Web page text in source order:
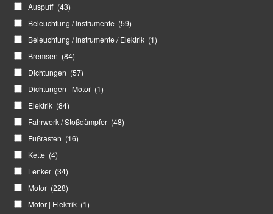
Auspuff (43)
Beleuchtung / Instrumente (59)
Beleuchtung / Instrumente / Elektrik (1)
Bremsen (84)
Dichtungen (57)
Dichtungen | Motor (1)
Elektrik (84)
Fahrwerk / Stoßdämpfer (48)
Fußrasten (16)
Kette (4)
Lenker (34)
Motor (228)
Motor | Elektrik (1)